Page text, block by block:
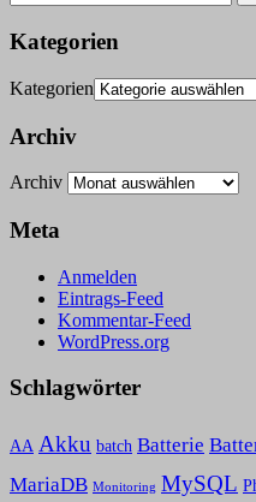
Kategorien
Kategorien
Archiv
Archiv
Meta
Anmelden
Eintrags-Feed
Kommentar-Feed
WordPress.org
Schlagwörter
AA Akku batch Batterie
MariaDB Monitoring MySQL